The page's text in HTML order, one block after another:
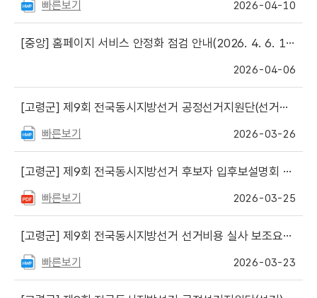
빠른보기 2026-04-10
[중앙] 홈페이지 서비스 안정화 점검 안내(2026. 4. 6. 18:00 ~ 21:00)
2026-04-06
[고령군] 제9회 전국동시지방선거 공정선거지원단(선거지원단) 최종합격자 안내
빠른보기 2026-03-26
[고령군] 제9회 전국동시지방선거 후보자 입후보설명회 개최 안내
빠른보기 2026-03-25
[고령군] 제9회 전국동시지방선거 선거비용 실사 보조요원 채용 공고 게시
빠른보기 2026-03-23